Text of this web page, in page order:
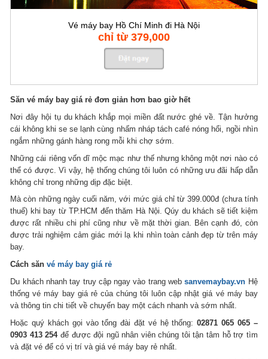
Vé máy bay Hồ Chí Minh đi Hà Nội
chỉ từ 379,000
Săn vé máy bay giá rẻ đơn giản hơn bao giờ hết
Nơi đây hội tụ du khách khắp mọi miền đất nước ghé về. Tận hưởng
cái không khi se se lạnh cùng nhấm nháp tách café nóng hổi, ngồi nhìn
ngắm những gánh hàng rong mỗi khi chợ sớm.
Những cái riêng vốn dĩ mộc mạc như thế nhưng không một nơi nào có
thể có được. Vì vậy, hệ thống chúng tôi luôn có những ưu đãi hấp dẫn
không chỉ trong những dịp đặc biệt.
Mà còn những ngày cuối năm, với mức giá chỉ từ 399.000đ (chưa tính
thuế) khi bay từ TP.HCM đến thăm Hà Nội. Qúy du khách sẽ tiết kiệm
được rất nhiều chi phí cũng như về mặt thời gian. Bên cạnh đó, còn
được trải nghiệm cảm giác mới lạ khi nhìn toàn cảnh đẹp từ trên máy
bay.
Cách săn vé máy bay giá rẻ
Du khách nhanh tay truy cập ngay vào trang websanvemaybay.vn Hệ
thống vé máy bay giá rẻ của chúng tôi luôn cập nhật giá vé máy bay
và thông tin chi tiết về chuyến bay một cách nhanh và sớm nhất.
Hoặc quý khách gọi vào tổng đài đặt vé hệ thống:02871 065 065 –
0903 413 254 để được đội ngũ nhân viên chúng tôi tận tâm hỗ trợ tìm
và đặt vé để có vị trí và giá vé máy bay rẻ nhất.